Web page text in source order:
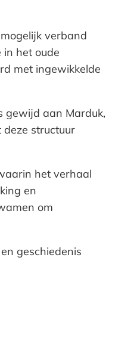
verband
het oude
met ingewikkelde
gewijd aan Marduk,
structuur
het verhaal
en
om
geschiedenis